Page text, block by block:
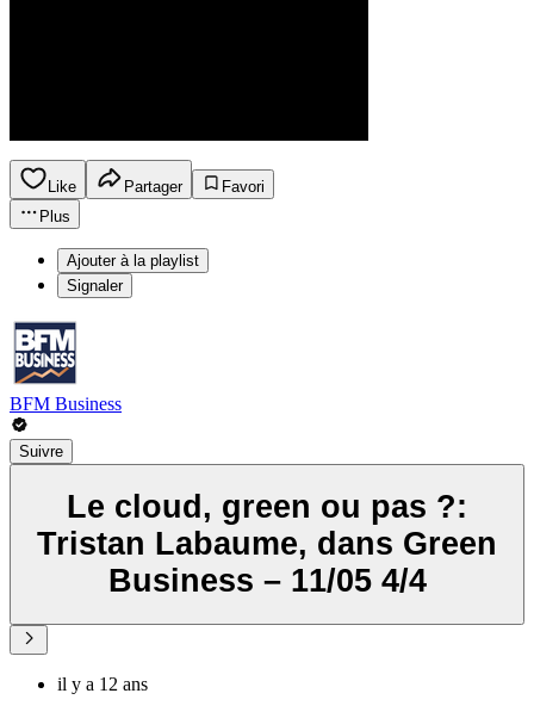
Like Partager
Favori
Plus
Ajouter à la playlist
Signaler
BFM Business
Suivre
Le cloud, green ou pas ?:
Tristan Labaume, dans Green
Business – 11/05 4/4
il y a 12 ans